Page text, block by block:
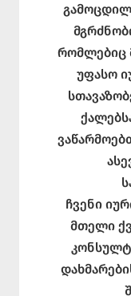
რომლებიც
უფასო
ჩვენი
მთელი